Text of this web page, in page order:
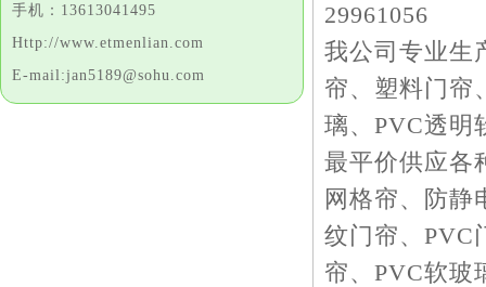
手机：13613041495
Http://www.etmenlian.com
E-mail:jan5189@sohu.com
29961056
我公司专业生
帘、塑料门帘
璃、PVC透明
最平价供应各
网格帘、防静
纹门帘、PVC
帘、PVC软玻